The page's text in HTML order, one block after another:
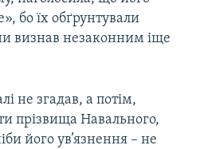
бо їх обґрунтували
визнав незаконним іще
не згадав, а потім,
прізвища Навального,
його ув’язнення – не